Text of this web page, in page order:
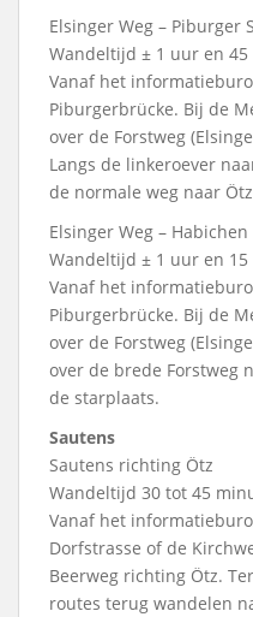
Elsinger Weg – Piburger
Wandeltijd ± 1 uur en
Vanaf het
Piburgerbrücke. Bij de
over de Forstweg
Langs de linkeroever
de normale weg naar
Elsinger Weg – Habichen
Wandeltijd ± 1 uur en
Vanaf het
Piburgerbrücke. Bij de
over de Forstweg
over de brede Forstweg
de starplaats.
Sautens
Sautens richting Ötz
Wandeltijd 30 tot 45
Vanaf het
Dorfstrasse of de
Beerweg richting Ötz.
routes terug wandelen